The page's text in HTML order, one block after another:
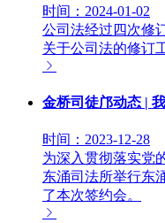
时间：2024-01-02
公司法经过四次修
关于公司法的修订
金桥司徒邝动态 |
时间：2023-12-28
为深入贯彻落实党
东涌司法所举行东
了本次签约会。